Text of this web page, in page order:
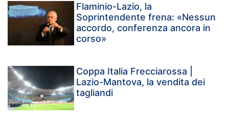
Flaminio-Lazio, la
Soprintendente frena: «Nessun
accordo, conferenza ancora in
corso»
Coppa Italia Frecciarossa |
Lazio-Mantova, la vendita dei
tagliandi